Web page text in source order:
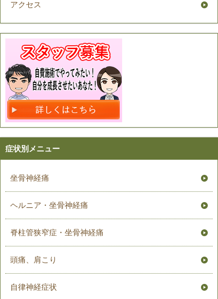
アクセス
症状別メニュー
坐骨神経痛
ヘルニア・坐骨神経痛
脊柱管狭窄症・坐骨神経痛
頭痛、肩こり
自律神経症状